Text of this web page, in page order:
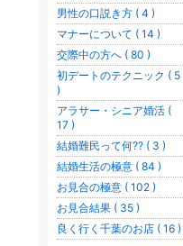
男性の口説き方 ( 4 )
マナーについて ( 14 )
交際中の方へ ( 80 )
初デートのテクニック ( 5
)
アラサー・シニア婚活 (
17 )
結婚難民って何?? ( 3 )
結婚生活の極意 ( 84 )
お見合の極意 ( 102 )
お見合結果 ( 35 )
良く行く千葉のお店 ( 16 )